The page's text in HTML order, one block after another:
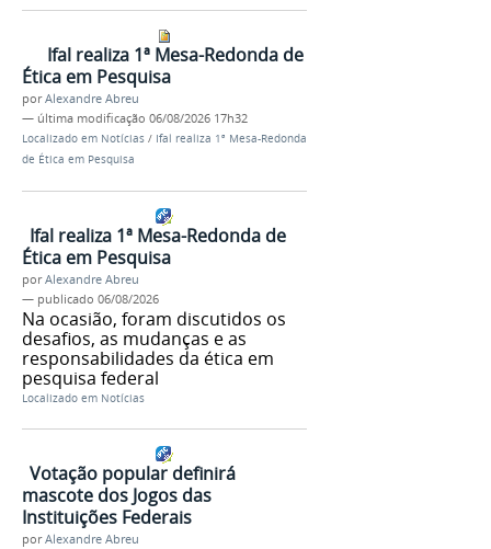
Ifal realiza 1ª Mesa-Redonda de
Ética em Pesquisa
porAlexandre Abreu
— última modificação 06/08/2026 17h32
Localizado em Notícias / Ifal realiza 1ª Mesa-Redonda
de Ética em Pesquisa
Ifal realiza 1ª Mesa-Redonda de
Ética em Pesquisa
porAlexandre Abreu
— publicado 06/08/2026
Na ocasião, foram discutidos os
desafios, as mudanças e as
responsabilidades da ética em
pesquisa federal
Localizado em Notícias
Votação popular definirá
mascote dos Jogos das
Instituições Federais
porAlexandre Abreu